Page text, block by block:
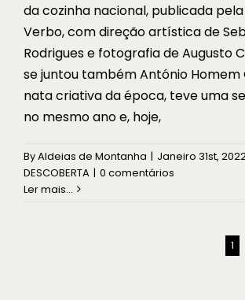
da cozinha nacional, publicada
Verbo, com direção artística de
Rodrigues e fotografia de Augusto
se juntou também António Homem
nata criativa da época, teve uma
no mesmo ano e, hoje,
ByAldeias de Montanha | Janeiro 31st,
DESCOBERTA | 0 comentários
Ler mais...
1